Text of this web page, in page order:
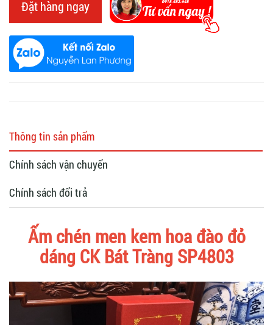
Đặt hàng ngay
Thông tin sản phẩm
Chính sách vận chuyển
Chính sách đổi trả
Ấm chén men kem hoa đào đỏ
dáng CK Bát Tràng SP4803